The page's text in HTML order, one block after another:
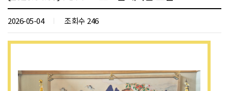
2026-05-04 조회수 246